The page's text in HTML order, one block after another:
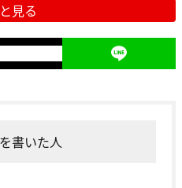
見る
書いた人